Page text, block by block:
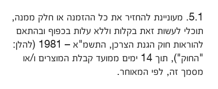
5.1. מעוניינת להחזיר את כל ההזמנה או חלק ממנה,
תוכלי לעשות זאת בקלות וללא עלות בכפוף ובהתאם
להוראות חוק הגנת הצרכן, התשמ"א – 1981 (להלן:
"החוק"), תוך 14 ימים ממועד קבלת המוצרים ו/או
מסמך זה, לפי המאוחר.